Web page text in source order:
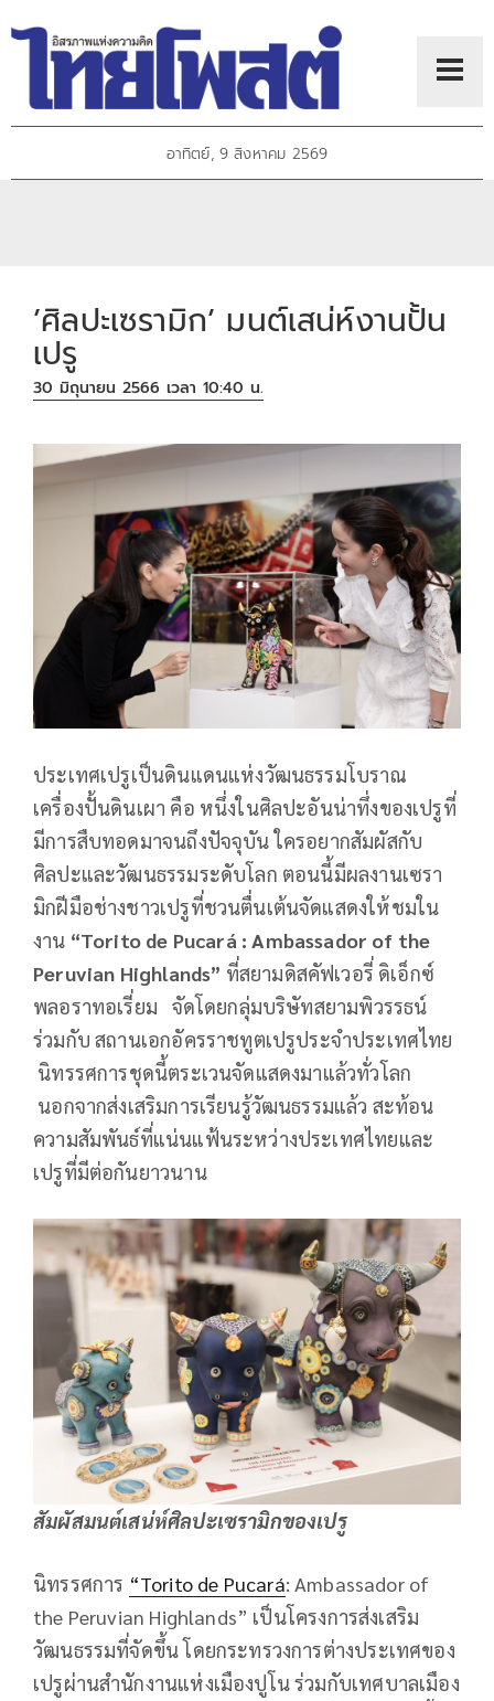
อาทิตย์, 9 สิงหาคม 2569
’ศิลปะเซรามิก’ มนต์เสน่ห์งานปั้น
เปรู
30 มิถุนายน 2566 เวลา 10:40 น.
ประเทศเปรูเป็นดินแดนแห่งวัฒนธรรมโบราณ
เครื่องปั้นดินเผา คือ หนึ่งในศิลปะอันน่าทึ่งของเปรูที่
มีการสืบทอดมาจนถึงปัจจุบัน ใครอยากสัมผัสกับ
ศิลปะและวัฒนธรรมระดับโลก ตอนนี้มีผลงานเซรา
มิกฝีมือช่างชาวเปรูที่ชวนตื่นเต้นจัดแสดงให้ชมใน
งาน “Torito de Pucará : Ambassador of the
Peruvian Highlands” ที่สยามดิสคัฟเวอรี่ ดิเอ็กซ์
พลอราทอเรี่ยม จัดโดยกลุ่มบริษัทสยามพิวรรธน์
ร่วมกับ สถานเอกอัครราชทูตเปรูประจำประเทศไทย
นิทรรศการชุดนี้ตระเวนจัดแสดงมาแล้วทั่วโลก
นอกจากส่งเสริมการเรียนรู้วัฒนธรรมแล้ว สะท้อน
ความสัมพันธ์ที่แน่นแฟ้นระหว่างประเทศไทยและ
เปรูที่มีต่อกันยาวนาน
สัมผัสมนต์เสน่ห์ศิลปะเซรามิกของเปรู
นิทรรศการ “Torito de Pucará: Ambassador of
the Peruvian Highlands” เป็นโครงการส่งเสริม
วัฒนธรรมที่จัดขึ้น โดยกระทรวงการต่างประเทศของ
เปรูผ่านสำนักงานแห่งเมืองปูโน ร่วมกับเทศบาลเมือง